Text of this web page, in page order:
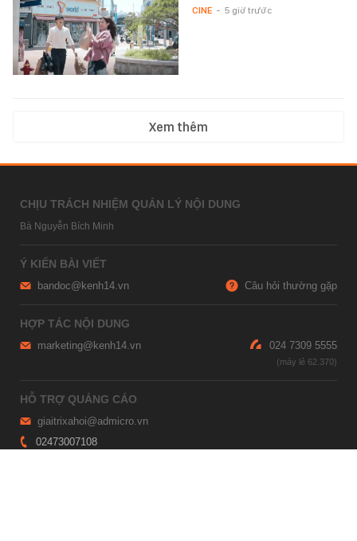
CINE - 5 giờ trước
Xem thêm
CHỊU TRÁCH NHIỆM QUẢN LÝ NỘI DUNG
Bà Nguyễn Bích Minh
Ý KIẾN BÀI VIẾT
bandoc@kenh14.vn Câu hỏi thường gặp
HỢP TÁC NỘI DUNG
marketing@kenh14.vn 024 7309 5555
HỖ TRỢ QUẢNG CÁO
giaitrixahoi@admicro.vn
02473007108